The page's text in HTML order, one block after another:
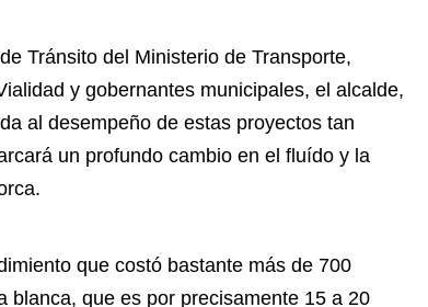
Tránsito del Ministerio de Transporte,
y gobernantes municipales, el alcalde,
al desempeño de estas proyectos tan
un profundo cambio en el fluído y la
que costó bastante más de 700
blanca, que es por precisamente 15 a 20